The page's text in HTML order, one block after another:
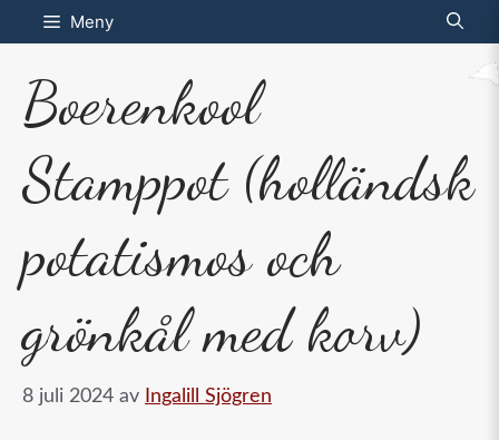
Hoppa
till
innehåll
Meny
Boerenkool
Stamppot (holländsk
potatismos och
grönkål med korv)
8 juli 2024 av Ingalill Sjögren